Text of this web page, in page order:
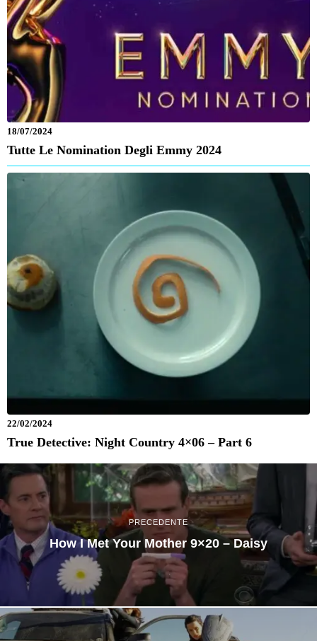
18/07/2024
Tutte Le Nomination Degli Emmy 2024
22/02/2024
True Detective: Night Country 4×06 – Part 6
PRECEDENTE
How I Met Your Mother 9×20 – Daisy